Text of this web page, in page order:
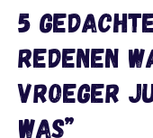
5
redenen
vroeger
was”